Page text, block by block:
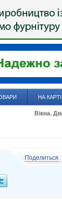
НА КАРТІ
Вікна.
Поделиться